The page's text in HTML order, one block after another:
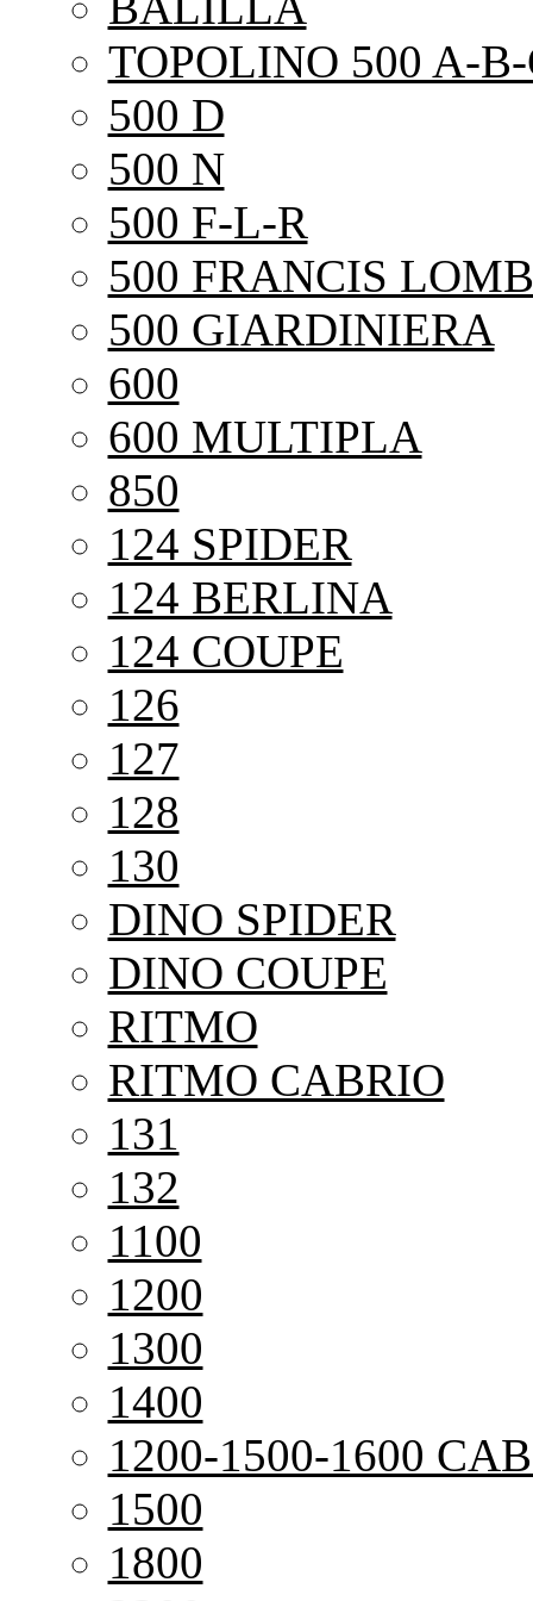
TOPOLINO 500 A-
500 D
500 N
500 F-L-R
500 FRANCIS
500 GIARDINIERA
600
600 MULTIPLA
850
124 SPIDER
124 BERLINA
124 COUPE
126
127
128
130
DINO SPIDER
DINO COUPE
RITMO
RITMO CABRIO
131
132
1100
1200
1300
1400
1200-1500-1600
1500
1800